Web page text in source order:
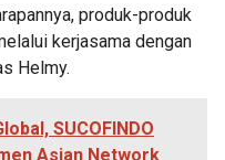
produk-produk
kerjasama dengan
Helmy.
SUCOFINDO
Asian Network